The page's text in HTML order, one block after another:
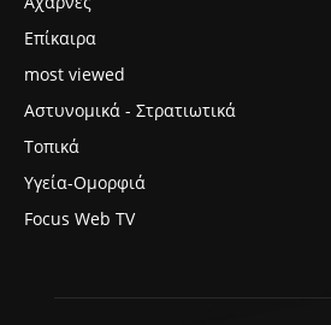
Επίκαιρα
most viewed
Αστυνομικά - Στρατιωτικά
Τοπικά
Υγεία-Ομορφιά
Focus Web TV